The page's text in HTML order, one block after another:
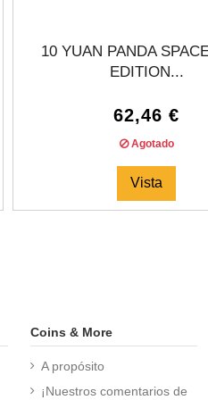
10 YUAN PANDA
EDITION...
62,46 €
Agotado
Vista
Coins & More
A propósito
¡Nuestros comentarios de